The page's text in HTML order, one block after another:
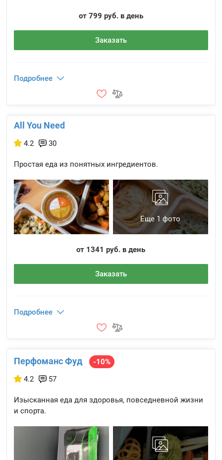
от 799 руб. в день
Заказать
Подробнее
All You Need
4.2 30
Простая еда из понятных ингредиентов.
Еще 1 фото
от 1341 руб. в день
Заказать
Подробнее
Перфоманс Фуд
-10%
4.2
57
Изысканная еда для здоровья, повседневной жизни
и спорта.